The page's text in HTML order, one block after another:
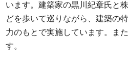
います。建築家の黒川紀章氏と
どを歩いて巡りながら、建築の
力のもとで実施しています。ま
す。